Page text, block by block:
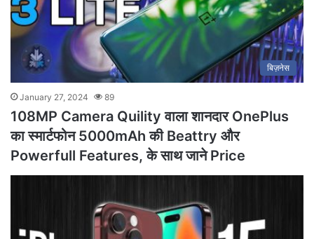
बिज़नेस
January 27, 2024 89
108MP Camera Quility वाला शानदार OnePlus
का स्मार्टफोन 5000mAh की Beattry और
Powerfull Features, के साथ जाने Price